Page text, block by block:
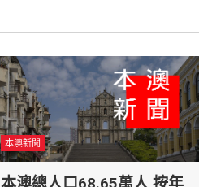
本澳新聞